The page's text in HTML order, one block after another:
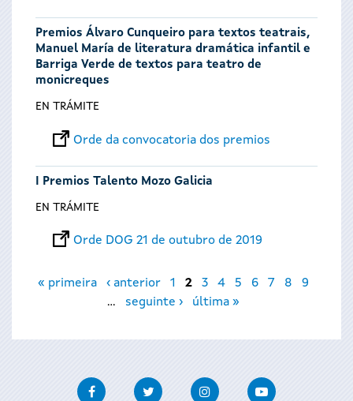
Premios Álvaro Cunqueiro para textos teatrais,
Manuel María de literatura dramática infantil e
Barriga Verde de textos para teatro de
monicreques
EN TRÁMITE
Orde da convocatoria dos premios
I Premios Talento Mozo Galicia
EN TRÁMITE
Orde DOG 21 de outubro de 2019
Páxinas
« primeira ‹ anterior 1 2 3 4 5 6 7 8
9
…
seguinte › última »
FacebookTwitter InstagramYoutube